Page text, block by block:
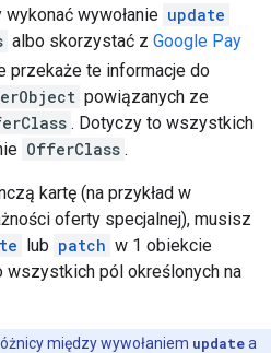
wywołanie update
albo skorzystać z Google Pay
przekaże te informacje do
powiązanych ze
. Dotyczy to wszystkich
OfferClass .
kartę (na przykład w
oferty specjalnej), musisz
lub patch w 1 obiekcie
wszystkich pól określonych na
między wywołaniem updatea